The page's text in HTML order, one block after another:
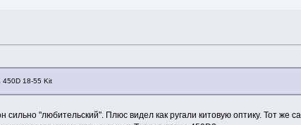
450D 18-55 Kit
"любительский". Плюс видел как ругали китовую оптику. Тот же